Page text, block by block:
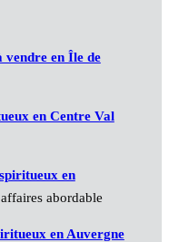
vendre en Île de
en Centre Val
en
abordable
en Auvergne